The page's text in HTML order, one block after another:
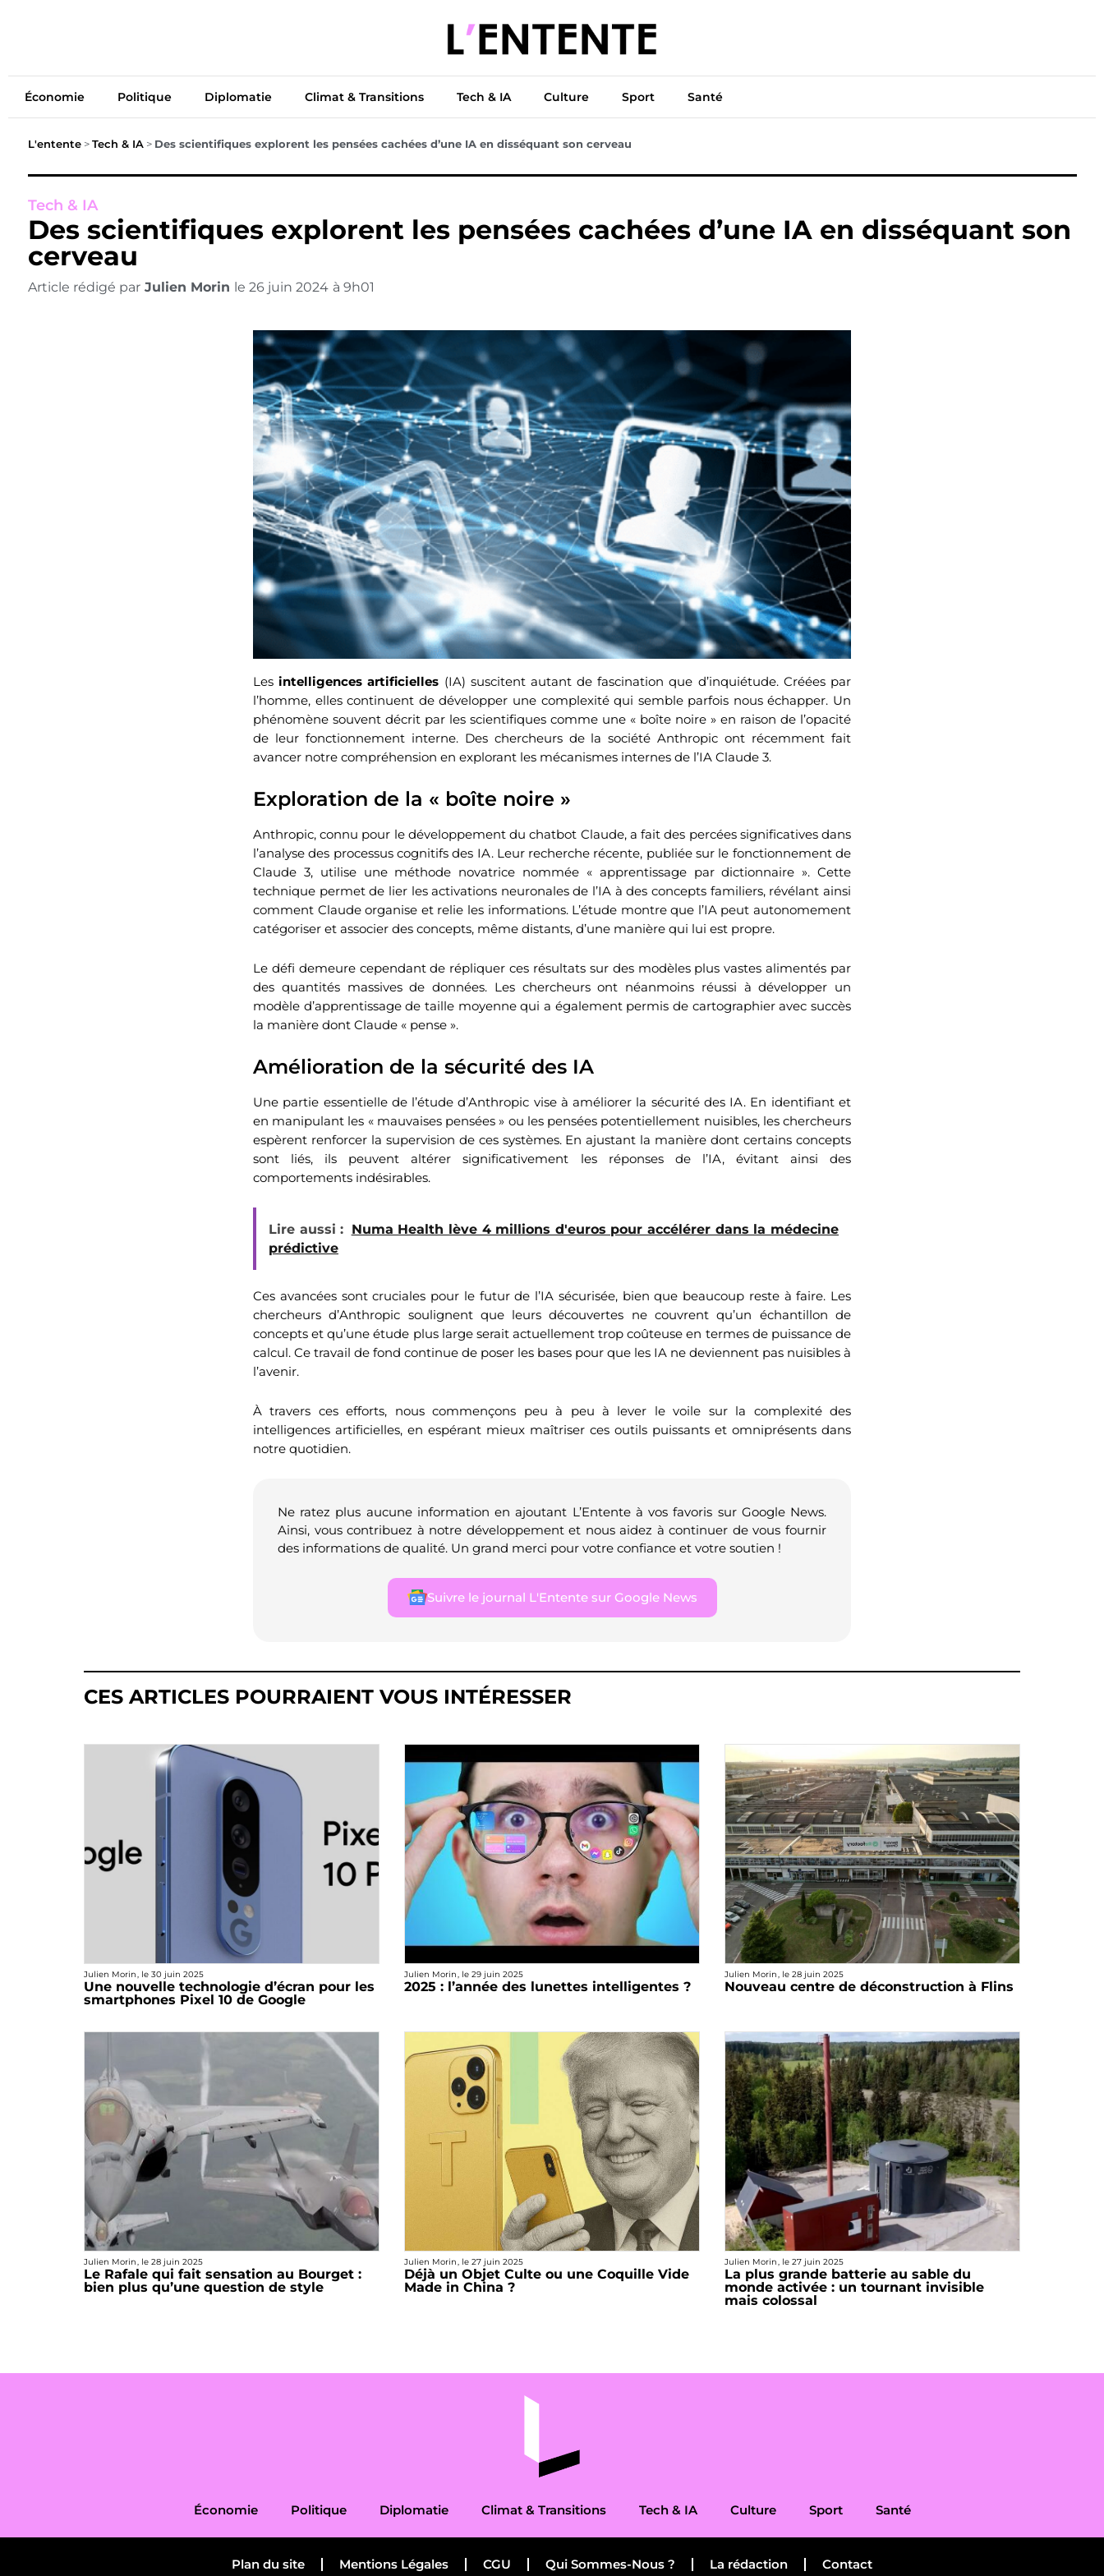
Diplomatie Climat & Transitions Tech & IA
Économie Politique Diplomatie Climat & Transitions Tech & IA Culture Sport Santé
L'entente> Tech & IA> Des scientifiques explorent les pensées cachées d’une IA en disséquant son cerveau
Tech & IA
Des scientifiques explorent les pensées cachées d’une IA en disséquant son
cerveau
Article rédigé par Julien Morin le 26 juin 2024 à 9h01
Lesintelligences artificielles (IA) suscitent autant de fascination que d’inquiétude. Créées par
l’homme, elles continuent de développer une complexité qui semble parfois nous échapper. Un
phénomène souvent décrit par les scientifiques comme une « boîte noire » en raison de l’opacité
de leur fonctionnement interne. Des chercheurs de la société Anthropic ont récemment fait
avancer notre compréhension en explorant les mécanismes internes de l’IA Claude 3.
Exploration de la « boîte noire »
Anthropic, connu pour le développement du chatbot Claude, a fait des percées significatives dans
l’analyse des processus cognitifs des IA. Leur recherche récente, publiée sur le fonctionnement de
Claude 3, utilise une méthode novatrice nommée « apprentissage par dictionnaire ». Cette
technique permet de lier les activations neuronales de l’IA à des concepts familiers, révélant ainsi
comment Claude organise et relie les informations. L’étude montre que l’IA peut autonomement
catégoriser et associer des concepts, même distants, d’une manière qui lui est propre.
Le défi demeure cependant de répliquer ces résultats sur des modèles plus vastes alimentés par
des quantités massives de données. Les chercheurs ont néanmoins réussi à développer un
modèle d’apprentissage de taille moyenne qui a également permis de cartographier avec succès
la manière dont Claude « pense ».
Amélioration de la sécurité des IA
Une partie essentielle de l’étude d’Anthropic vise à améliorer la sécurité des IA. En identifiant et
en manipulant les « mauvaises pensées » ou les pensées potentiellement nuisibles, les chercheurs
espèrent renforcer la supervision de ces systèmes. En ajustant la manière dont certains concepts
sont liés, ils peuvent altérer significativement les réponses de l’IA, évitant ainsi des
comportements indésirables.
Lire aussi : Numa Health lève 4 millions d'euros pour accélérer dans la médecine
prédictive
Ces avancées sont cruciales pour le futur de l’IA sécurisée, bien que beaucoup reste à faire. Les
chercheurs d’Anthropic soulignent que leurs découvertes ne couvrent qu’un échantillon de
concepts et qu’une étude plus large serait actuellement trop coûteuse en termes de puissance de
calcul. Ce travail de fond continue de poser les bases pour que les IA ne deviennent pas nuisibles à
l’avenir.
À travers ces efforts, nous commençons peu à peu à lever le voile sur la complexité des
intelligences artificielles, en espérant mieux maîtriser ces outils puissants et omniprésents dans
notre quotidien.
Ne ratez plus aucune information en ajoutant L’Entente à vos favoris sur Google News.
Ainsi, vous contribuez à notre développement et nous aidez à continuer de vous fournir
des informations de qualité. Un grand merci pour votre confiance et votre soutien !
Suivre le journal L'Entente sur Google News
CES ARTICLES POURRAIENT VOUS INTÉRESSER
Julien Morin, le 30 juin 2025
Une nouvelle technologie d’écran pour les
smartphones Pixel 10 de Google
Julien Morin, le 29 juin 2025
2025 : l’année des lunettes intelligentes ?
Julien Morin, le 28 juin 2025
Nouveau centre de déconstruction à Flins
Julien Morin, le 28 juin 2025
Le Rafale qui fait sensation au Bourget :
bien plus qu’une question de style
Julien Morin, le 27 juin 2025
Déjà un Objet Culte ou une Coquille Vide
Made in China ?
Julien Morin, le 27 juin 2025
La plus grande batterie au sable du
monde activée : un tournant invisible
mais colossal
Économie Politique Diplomatie Climat & Transitions Tech & IA Culture Sport Santé
Plan du site Mentions Légales CGU Qui Sommes-Nous ? La rédaction Contact